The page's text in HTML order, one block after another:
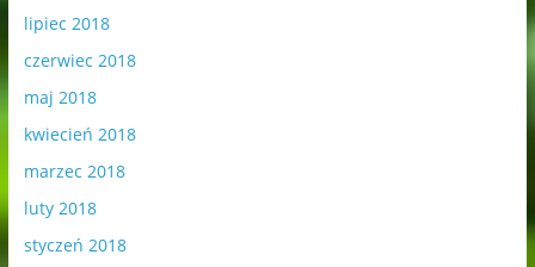
lipiec 2018
czerwiec 2018
maj 2018
kwiecień 2018
marzec 2018
luty 2018
styczeń 2018